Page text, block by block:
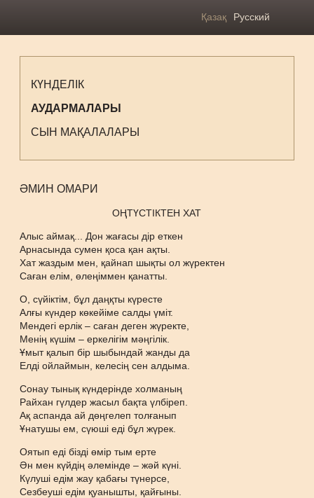
Қазақ Русский
КҮНДЕЛІК
АУДАРМАЛАРЫ
СЫН МАҚАЛАЛАРЫ
ӘМИН ОМАРИ
ОҢТҮСТІКТЕН ХАТ
Алыс аймақ... Дон жағасы дір еткен
Арнасында сумен қоса қан ақты.
Хат жаздым мен, қайнап шықты ол жүректен
Саған елім, өлеңіммен қанатты.
О, сүйіктім, бұл даңқты күресте
Алғы күндер көкейіме салды үміт.
Мендегі ерлік – саған деген жүректе,
Менің күшім – еркелігім мәңгілік.
Ұмыт қалып бір шыбындай жанды да
Елді ойлаймын, келесің сен алдыма.
Сонау тынық күндерінде холманың
Райхан гүлдер жасыл бақта үлбіреп.
Ақ аспанда ай дөңгелеп толғанып
Ұнатушы ем, сүюші еді бұл жүрек.
Оятып еді бізді өмір тым ерте
Ән мен күйдің әлемінде – жәй күні.
Күлуші едім жау қабағы түнерсе,
Сезбеуші едім қуанышты, қайғыны.